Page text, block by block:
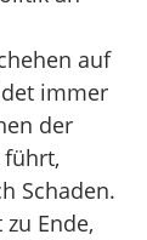
auf
immer
der
führt,
Schaden.
Ende,